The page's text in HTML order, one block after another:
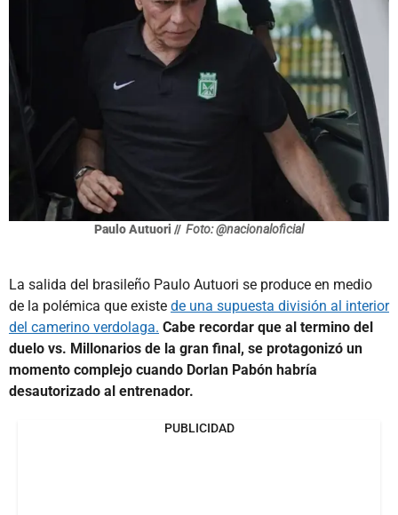
Paulo Autuori // Foto: @nacionaloficial
La salida del brasileño Paulo Autuori se produce en medio
de la polémica que existe de una supuesta división al interior
del camerino verdolaga. Cabe recordar que al termino del
duelo vs. Millonarios de la gran final, se protagonizó un
momento complejo cuando Dorlan Pabón habría
desautorizado al entrenador.
PUBLICIDAD